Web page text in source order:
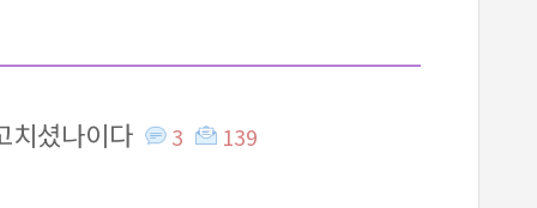
치셨나이다 3 139